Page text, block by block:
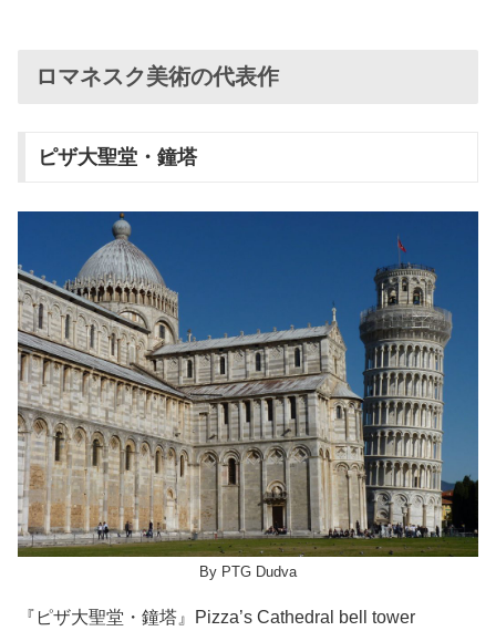
ロマネスク美術の代表作
ピザ大聖堂・鐘塔
By PTG Dudva
『ピザ大聖堂・鐘塔』 Pizza’s Cathedral bell tower